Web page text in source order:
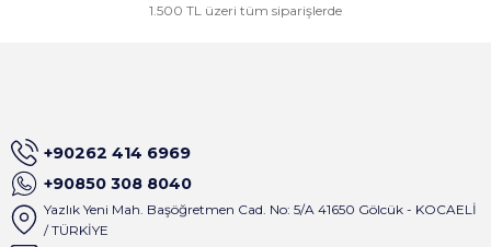
İlk alışverişim olmasına rağmen site
A... M... | 01/09/2025
Satıcı gerçekten çok ilgili. Ürünleri
sipariş verdiğim gün kargoladılar ve
ürünlerin paketlemesi çok iyiydi.
1.500 TL üzeri tüm siparişlerde
+90262 414 6969
+90850 308 8040
Yazlık Yeni Mah. Başöğretmen Cad. No: 5/A 41650 Gölcük - KOCAELİ
/ TÜRKİYE